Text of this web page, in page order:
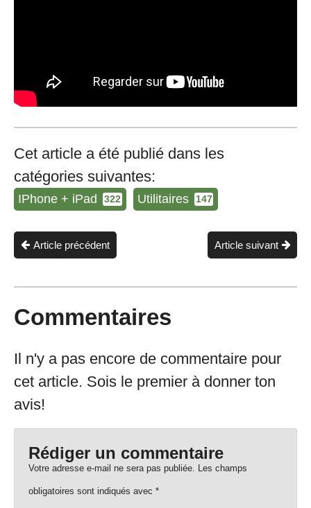
Cet article a été publié dans les
catégories suivantes:
IPhone + iPad 322 Utilitaires 147
Article suivant
Article précédent
Commentaires
Il n'y a pas encore de commentaire pour
cet article. Sois le premier à donner ton
avis!
Rédiger un commentaire
Votre adresse e-mail ne sera pas publiée. Les champs
obligatoires sont indiqués avec *